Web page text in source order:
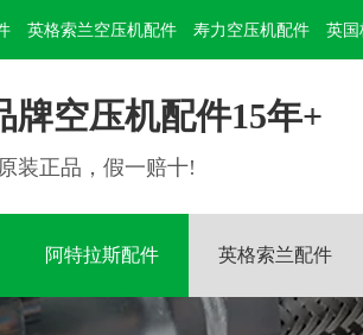
英格索兰空压机配件 寿力空压机配件 英国
牌空压机配件15年+
装正品，假一赔十!
阿特拉斯配件 英格索兰配件